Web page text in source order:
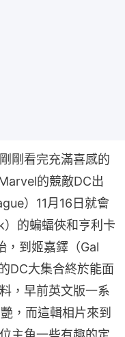
剛看完充滿喜感的
的競敵DC出
）11月16日就會
的蝙蝠俠和亨利卡
，到姬嘉鐸（Gal
DC大集合終於能面
，早前英文版一系
，而這輯相片來到